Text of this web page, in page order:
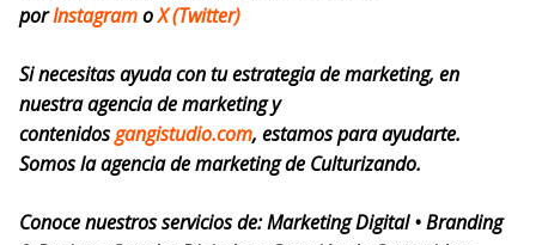
porInstagramoX (Twitter)
Si necesitas ayuda con tu estrategia de marketing, en
nuestra agencia de marketing y
contenidosgangistudio.com, estamos para ayudarte.
Somos la agencia de marketing de Culturizando.
Conoce nuestros servicios de: Marketing Digital • Branding